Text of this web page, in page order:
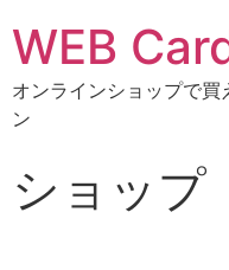
WEB
オンラインショップで買
ン
ショップ